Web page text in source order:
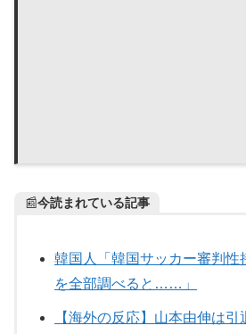
📰今読まれている記事
韓国人「韓国サッカー審判性
を全部調べると……」
【海外の反応】山本由伸は